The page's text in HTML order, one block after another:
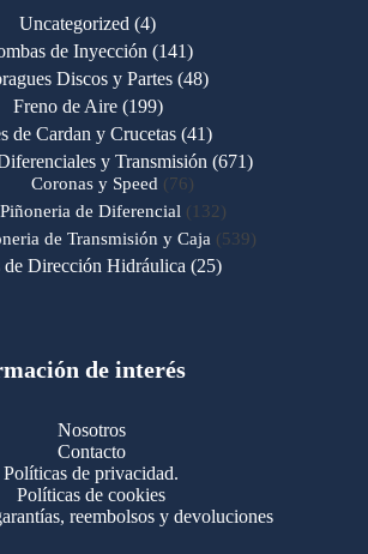
Uncategorized 44
productos
de Inyección 141141
productos
Discos y Partes 4848
Freno de Aire 199199
productos
de Cardan y Crucetas 4141
productos
y Transmisión 671671
Coronas y Speed 7676
productos
Piñoneria de Diferencial 132 132
productos
de Transmisión y Caja 539539
de Dirección Hidráulica 2525
Motores Cummins 723
Cummins B/C 855
Cummins ISF
Cummins ISM
productos
Cummins ISX 100100
de interés
Nosotros
Contacto
Políticas de privacidad.
Políticas de cookies
reembolsos y devoluciones